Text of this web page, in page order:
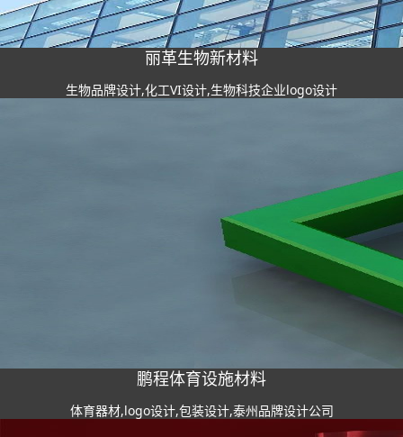
丽革生物新材料
生物品牌设计,化工VI设计,生物科技企业logo设计
鹏程体育设施材料
体育器材,logo设计,包装设计,泰州品牌设计公司